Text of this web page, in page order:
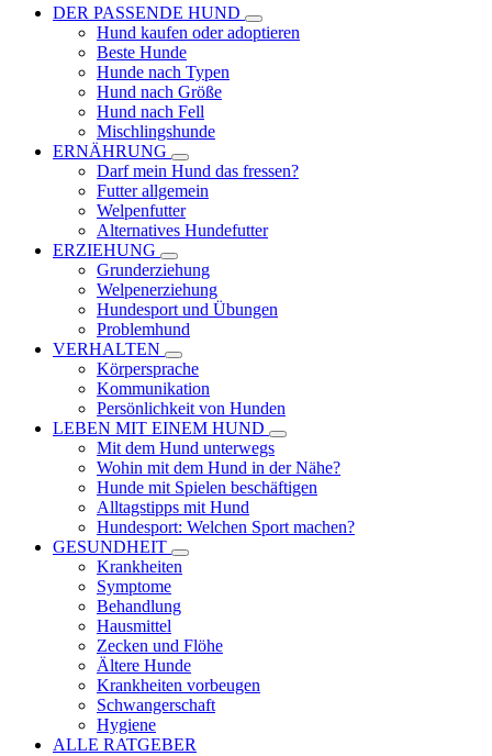
DER PASSENDE HUND
Hund kaufen oder adoptieren
Beste Hunde
Hunde nach Typen
Hund nach Größe
Hund nach Fell
Mischlingshunde
ERNÄHRUNG
Darf mein Hund das fressen?
Futter allgemein
Welpenfutter
Alternatives Hundefutter
ERZIEHUNG
Grunderziehung
Welpenerziehung
Hundesport und Übungen
Problemhund
VERHALTEN
Körpersprache
Kommunikation
Persönlichkeit von Hunden
LEBEN MIT EINEM HUND
Mit dem Hund unterwegs
Wohin mit dem Hund in der Nähe?
Hunde mit Spielen beschäftigen
Alltagstipps mit Hund
Hundesport: Welchen Sport machen?
GESUNDHEIT
Krankheiten
Symptome
Behandlung
Hausmittel
Zecken und Flöhe
Ältere Hunde
Krankheiten vorbeugen
Schwangerschaft
Hygiene
ALLE RATGEBER